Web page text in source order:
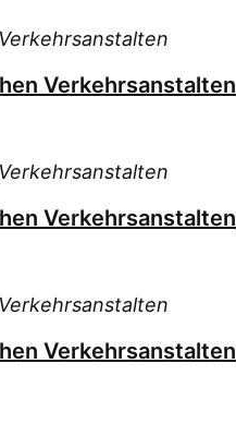
Verkehrsanstalten
Verkehrsanstalten
Verkehrsanstalten